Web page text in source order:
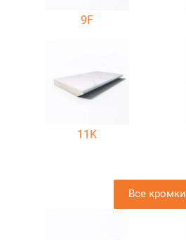
9F
11K
Все кромки